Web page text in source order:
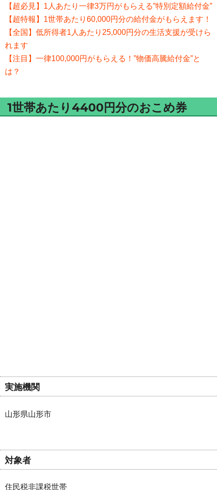
【超必見】1人あたり一律3万円がもらえる”特別定額給付金”
【超特報】1世帯あたり60,000円分の給付金がもらえます！
【全国】低所得者1人あたり25,000円分の生活支援が受けら
れます
【注目】一律100,000円がもらえる！”物価高騰給付金”と
は？
1世帯あたり4400円分のおこめ券
実施機関
山形県山形市
対象者
住民税非課税世帯